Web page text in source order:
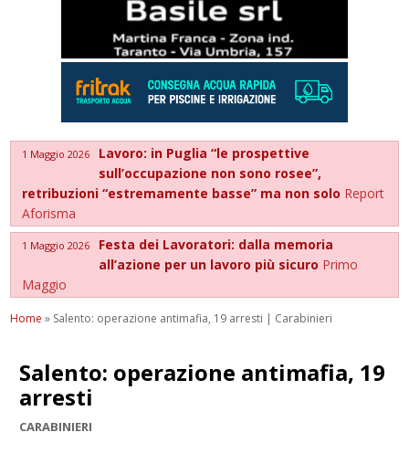
1 Maggio 2026
Lavoro: in Puglia “le prospettive
sull’occupazione non sono rosee”,
retribuzioni “estremamente basse” ma non solo Report
Aforisma
1 Maggio 2026
Festa dei Lavoratori: dalla memoria
all’azione per un lavoro più sicuro Primo
Maggio
Home » Salento: operazione antimafia, 19 arresti | Carabinieri
Salento: operazione antimafia, 19
arresti
CARABINIERI